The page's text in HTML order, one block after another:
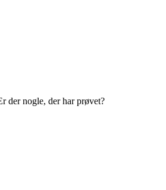
der nogle, der har prøvet?